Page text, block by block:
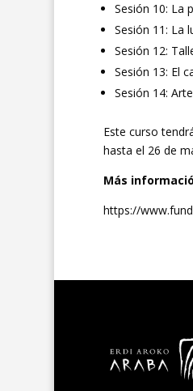
Sesión 10: La
Sesión 11: La
Sesión 12:
Sesión 13: El
Sesión 14:
Este curso
hasta el 26 de
Más
https://